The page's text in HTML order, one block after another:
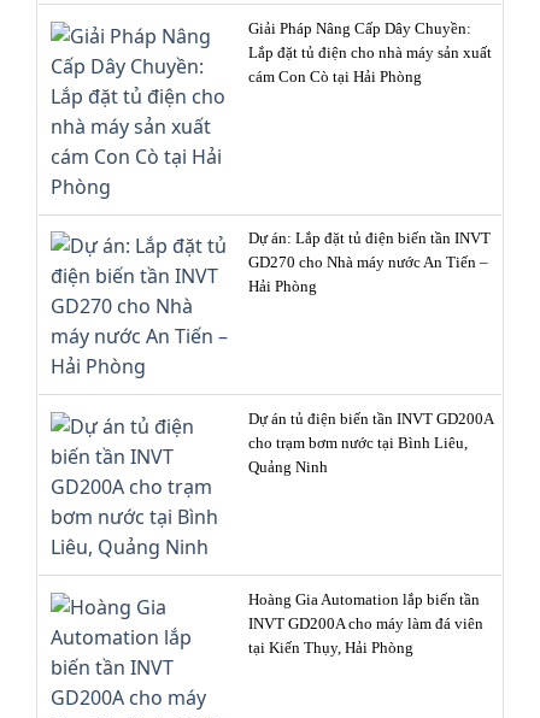
Giải Pháp Nâng Cấp Dây Chuyền:
Lắp đặt tủ điện cho nhà máy sản xuất
cám Con Cò tại Hải Phòng
Dự án: Lắp đặt tủ điện biến tần INVT
GD270 cho Nhà máy nước An Tiến –
Hải Phòng
Dự án tủ điện biến tần INVT GD200A
cho trạm bơm nước tại Bình Liêu,
Quảng Ninh
Hoàng Gia Automation lắp biến tần
INVT GD200A cho máy làm đá viên
tại Kiến Thụy, Hải Phòng